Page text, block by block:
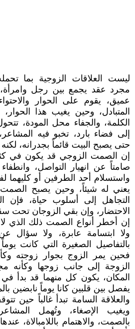
ليست العلاقات الزوجية بما
مجرد عقد يجمع بين رجل
عميق، يقوم على الحوار والاحتواء
المتبادل، وحين يغيب هذا
الكلمة، والجفاء محل المودة،
إلى فضاء بارد، تخبو فيه
حتى يصبح البيت قائماً بجدرانه،
إن الصمت الزوجي قد يكون في
صامتاً عن انهيار التواصل،
واستسلام أحد الطرفين أو كليهما
يعني له شيئاً، وحين يصبح الصمت
التجاهل إلى أسلوب حياة، فإن
الاحتضار، وإن بقي الزوجان تحت
إن أخطر أنواع الصمت ذلك الذي لا
ولا ابتسامة عابرة، ولا سؤال
بالتفاصيل الصغيرة التي كانت
فحين يمر الزوج بجوار زوجته
الزوجة إلى جانب زوجها
المكان، يكون كل منهما قد بدأ
يفصل بين قلبين كانا يوماً نابضين
والعلاقة السامة تبدأ غالباً حين
ويغيب الإصغاء، وتُهمل
بالصمت، والاهتمام باللامبالاة،